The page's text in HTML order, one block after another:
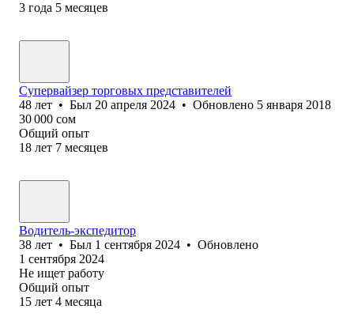
3 года 5 месяцев
Супервайзер торговых представителей
48 лет • Был 20 апреля 2024 • Обновлено 5 января 2018
30 000 сом
Общий опыт
18 лет 7 месяцев
Водитель-экспедитор
38 лет • Был 1 сентября 2024 • Обновлено
1 сентября 2024
Не ищет работу
Общий опыт
15 лет 4 месяца